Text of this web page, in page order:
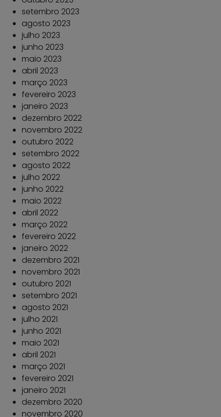
setembro 2023
agosto 2023
julho 2023
junho 2023
maio 2023
abril 2023
março 2023
fevereiro 2023
janeiro 2023
dezembro 2022
novembro 2022
outubro 2022
setembro 2022
agosto 2022
julho 2022
junho 2022
maio 2022
abril 2022
março 2022
fevereiro 2022
janeiro 2022
dezembro 2021
novembro 2021
outubro 2021
setembro 2021
agosto 2021
julho 2021
junho 2021
maio 2021
abril 2021
março 2021
fevereiro 2021
janeiro 2021
dezembro 2020
novembro 2020